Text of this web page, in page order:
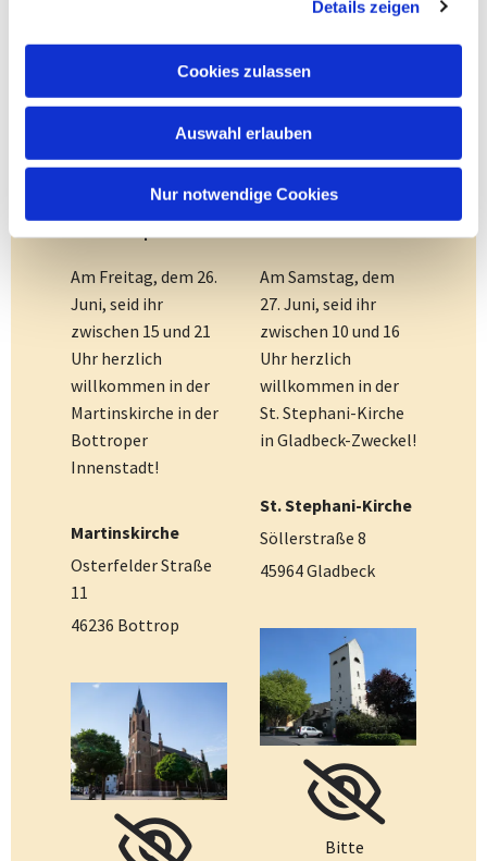
Details zeigen
Cookies zulassen
Auswahl erlauben
Nur notwendige Cookies
Einfach
heiraten in
Bottrop
Am Freitag, dem 26.
Juni, seid ihr
zwischen 15 und 21
Uhr herzlich
willkommen in der
Martinskirche in der
Bottroper
Innenstadt!
Martinskirche
Osterfelder Straße
11
46236 Bottrop
Einfach
heiraten in
Gladbeck
Am Samstag, dem
27. Juni, seid ihr
zwischen 10 und 16
Uhr herzlich
willkommen in der
St. Stephani-Kirche
in Gladbeck-Zweckel!
St. Stephani-Kirche
Söllerstraße 8
45964 Gladbeck
Bitte